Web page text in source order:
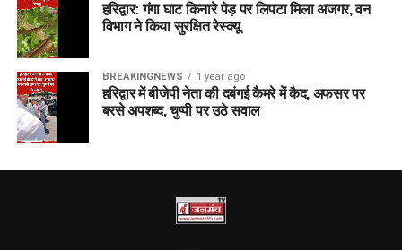
हरिद्वार: गंगा घाट किनारे पेड़ पर लिपटा मिला अजगर, वन
विभाग ने किया सुरक्षित रेस्क्यू
BREAKINGNEWS 1 year ago
हरिद्वार में बीजेपी नेता की दबंगई कैमरे में कैद, अफसर पर
बरसे अपशब्द, चुप्पी पर उठे सवाल